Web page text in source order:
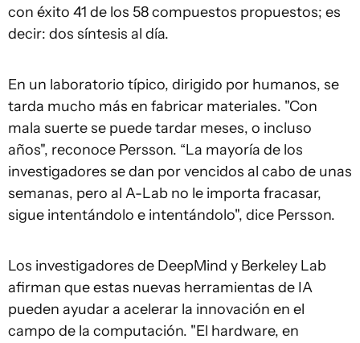
con éxito 41 de los 58 compuestos propuestos; es
decir: dos síntesis al día.
En un laboratorio típico, dirigido por humanos, se
tarda mucho más en fabricar materiales. "Con
mala suerte se puede tardar meses, o incluso
años", reconoce Persson. “La mayoría de los
investigadores se dan por vencidos al cabo de unas
semanas, pero al A-Lab no le importa fracasar,
sigue intentándolo e intentándolo", dice Persson.
Los investigadores de DeepMind y Berkeley Lab
afirman que estas nuevas herramientas de IA
pueden ayudar a acelerar la innovación en el
campo de la computación. "El hardware, en